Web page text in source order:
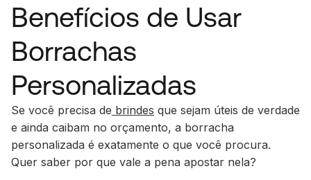
Benefícios de Usar
Borrachas
Personalizadas
Se você precisa de brindes que sejam úteis de verdade
e ainda caibam no orçamento, a borracha
personalizada é exatamente o que você procura.
Quer saber por que vale a pena apostar nela?